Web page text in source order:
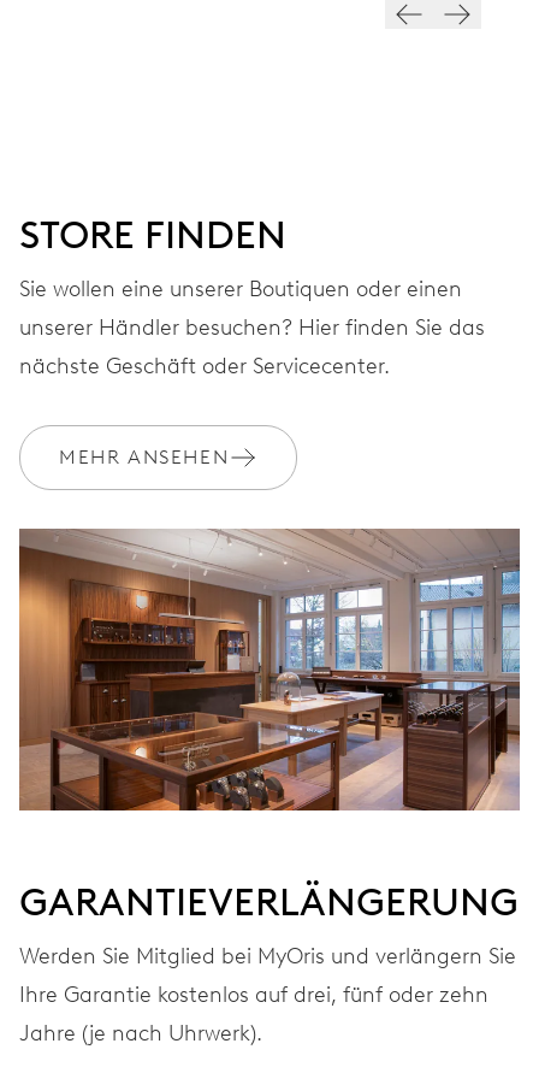
GARANTIE 2 Jahre
kostenlos auf 3 Jahre
MYORIS
STORE FINDEN
Sie wollen eine unserer Boutiquen oder einen
unserer Händler besuchen? Hier finden Sie das
nächste Geschäft oder Servicecenter.
MEHR ANSEHEN
GARANTIEVERLÄNGERUNG
Werden Sie Mitglied bei MyOris und verlängern Sie
Ihre Garantie kostenlos auf drei, fünf oder zehn
Jahre (je nach Uhrwerk).